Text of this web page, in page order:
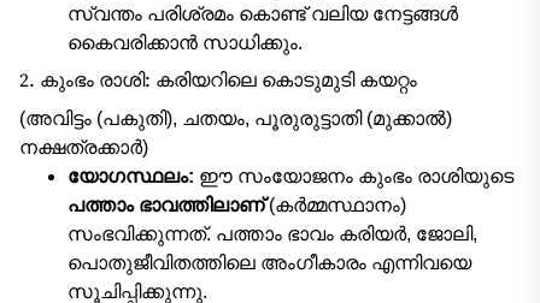
സ്വന്തം പരിശ്രമം കൊണ്ട് വലിയ നേട്ടങ്ങൾ
കൈവരിക്കാൻ സാധിക്കും.
2. കുംഭം രാശി: കരിയറിലെ കൊടുമുടി കയറ്റം
(അവിട്ടം (പകുതി), ചതയം, പൂരുരുട്ടാതി (മുക്കാൽ)
നക്ഷത്രക്കാർ)
യോഗസ്ഥലം: ഈ സംയോജനം കുംഭം രാശിയുടെ
പത്താം ഭാവത്തിലാണ്(കർമ്മസ്ഥാനം)
സംഭവിക്കുന്നത്. പത്താം ഭാവം കരിയർ, ജോലി,
പൊതുജീവിതത്തിലെ അംഗീകാരം എന്നിവയെ
സൂചിപ്പിക്കുന്നു.